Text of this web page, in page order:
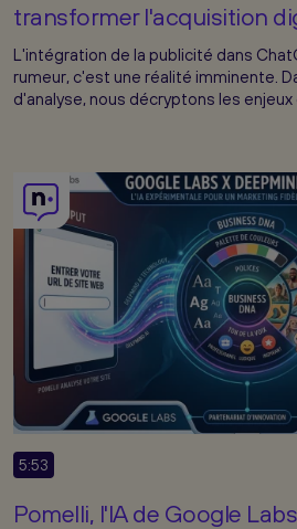
transformer l'acquisition
L'intégration de la publicité dans
rumeur, c'est une réalité imminente.
d'analyse, nous décryptons les enjeux
5:53
Pomelli, l'IA de Google